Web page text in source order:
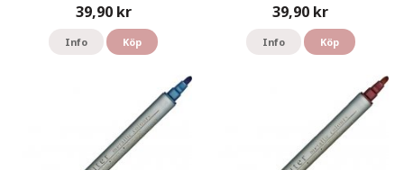
39,90 kr
Info Köp
39,90 kr
Info Köp